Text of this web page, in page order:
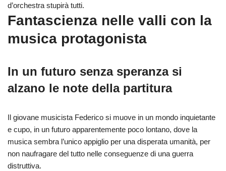
d’orchestra stupirà tutti.
Fantascienza nelle valli con la
musica protagonista
In un futuro senza speranza si
alzano le note della partitura
Il giovane musicista Federico si muove in un mondo inquietante
e cupo, in un futuro apparentemente poco lontano, dove la
musica sembra l’unico appiglio per una disperata umanità, per
non naufragare del tutto nelle conseguenze di una guerra
distruttiva.